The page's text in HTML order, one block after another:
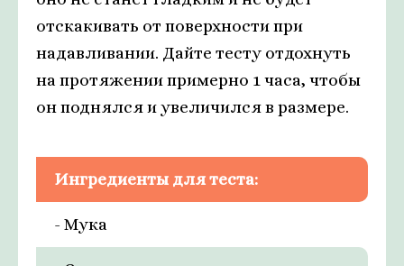
отскакивать от поверхности при
надавливании. Дайте тесту отдохнуть
на протяжении примерно 1 часа, чтобы
он поднялся и увеличился в размере.
Ингредиенты для теста:
- Мука